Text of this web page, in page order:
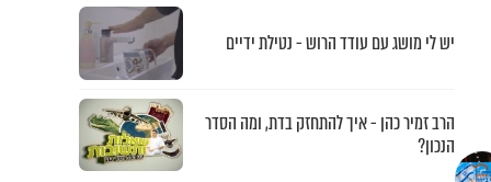
יש לי מושג עם עודד הרוש - נטילת ידיים
הרב זמיר כהן - איך להתחזק בדת, ומה הסדר
הנכון?